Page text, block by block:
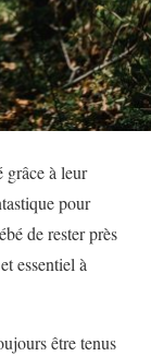
grâce à leur
pour
de rester près
essentiel à
être tenus